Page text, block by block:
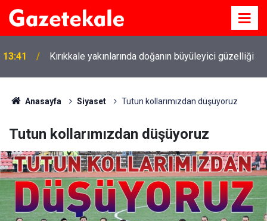
13:41 Kırıkkale yakınlarında doğanın büyüleyici güzelliği
Anasayfa Siyaset Tutun kollarımızdan düşüyoruz
Tutun kollarımızdan düşüyoruz